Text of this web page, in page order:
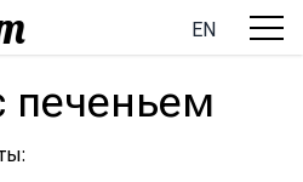
EN
печеньем
: